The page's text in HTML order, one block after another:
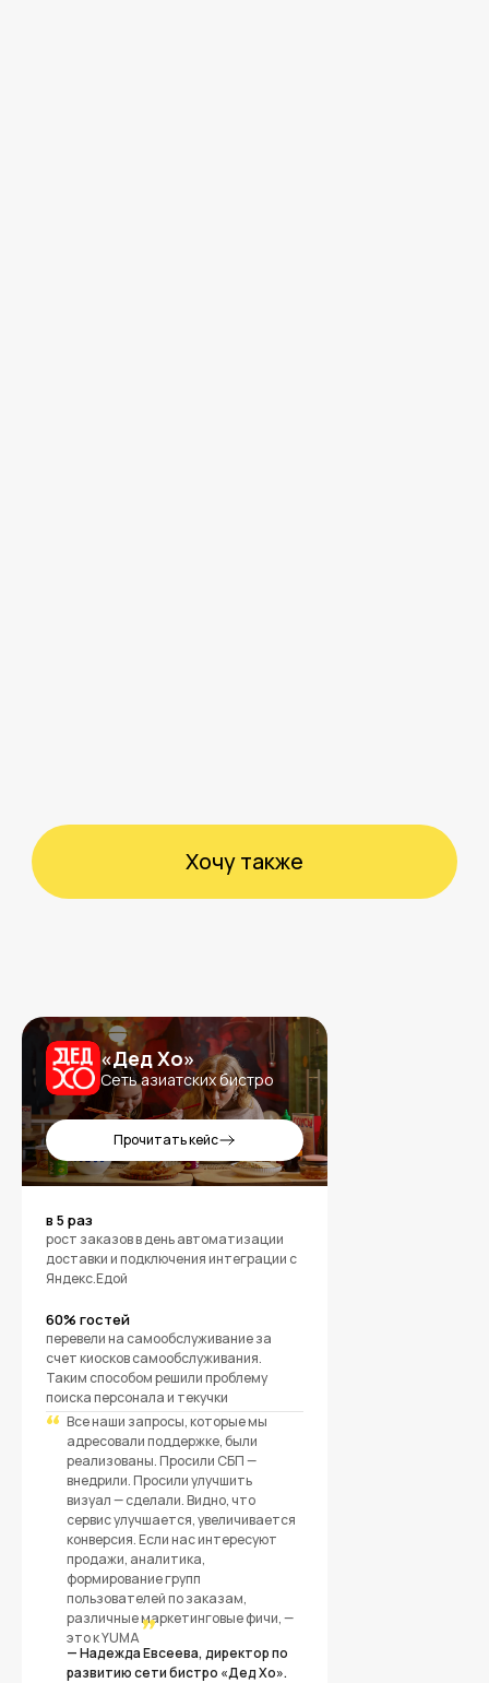
Прочитать кейс
«Дед Хо»
Сеть азиатских бистро
в 5 раз
рост заказов в день автоматизации
доставки и подключения интеграции с
Яндекс.Едой
60% гостей
перевели на самообслуживание за
счет киосков самообслуживания.
Таким способом решили проблему
поиска персонала и текучки
“ Все наши запросы, которые мы
адресовали поддержке, были
реализованы. Просили СБП —
внедрили. Просили улучшить
визуал — сделали. Видно, что
сервис улучшается, увеличивается
конверсия. Если нас интересуют
продажи, аналитика,
формирование групп
пользователей по заказам,
различные маркетинговые фичи, —
это к YUMA”
— Надежда Евсеева, директор по
развитию сети бистро «Дед Хо».